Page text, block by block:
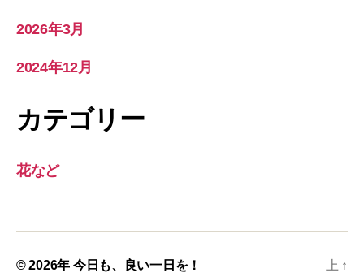
2026年3月
2024年12月
カテゴリー
花など
© 2026年 今日も、良い一日を！ 上 ↑